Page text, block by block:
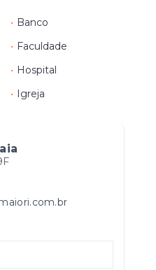
• Banco
• Faculdade
• Hospital
• Igreja